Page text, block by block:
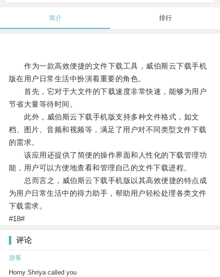
简介 排行
作为一款高效便捷的文件下载工具，威伯斯云下载手机
版在用户日常生活中扮演着重要的角色。
首先，它对于大文件的下载速度非常快速，能够为用户
节省大量等待时间。
此外，威伯斯云下载手机版支持多种文件格式，如文
档、图片、音频和视频等，满足了用户对不同类型文件下载
的需求。
该应用还提供了简便的操作界面和人性化的下载管理功
能，用户可以方便地查看和管理自己的文件下载进程。
总而言之，威伯斯云下载手机版以其高效便捷的特点成
为用户日常生活中的得力助手，帮助用户轻松处理各类文件
下载需求。
#18#
评论
游客
Horny Shriya called you